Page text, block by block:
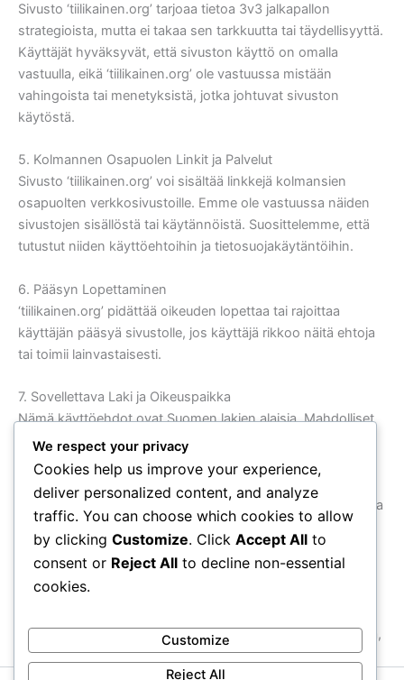
Sivusto ‘tiilikainen.org’ tarjoaa tietoa 3v3 jalkapallon
strategioista, mutta ei takaa sen tarkkuutta tai täydellisyyttä.
Käyttäjät hyväksyvät, että sivuston käyttö on omalla
vastuulla, eikä ‘tiilikainen.org’ ole vastuussa mistään
vahingoista tai menetyksistä, jotka johtuvat sivuston
käytöstä.
5. Kolmannen Osapuolen Linkit ja Palvelut
Sivusto ‘tiilikainen.org’ voi sisältää linkkejä kolmansien
osapuolten verkkosivustoille. Emme ole vastuussa näiden
sivustojen sisällöstä tai käytännöistä. Suosittelemme, että
tutustut niiden käyttöehtoihin ja tietosuojakäytäntöihin.
6. Pääsyn Lopettaminen
‘tiilikainen.org’ pidättää oikeuden lopettaa tai rajoittaa
käyttäjän pääsyä sivustolle, jos käyttäjä rikkoo näitä ehtoja
tai toimii lainvastaisesti.
7. Sovellettava Laki ja Oikeuspaikka
Nämä käyttöehdot ovat Suomen lakien alaisia. Mahdolliset
riidat ratkaistaan Helsingin käräjäoikeudessa.
8. Muutokset Ehtoihin
‘tiilikainen.org’ pidättää oikeuden muuttaa näitä käyttöehtoja
milloin tahansa. Käyttäjien on tarkistettava ehdot
säännöllisesti. Jatkamalla sivuston käyttöä muutosten
jälkeen hyväksyt uudet ehdot.
Jos sinulla on kysymyksiä tai huolenaiheita näistä ehdoista,
ota yhteyttä sähköpostitse:legal@tiilikainen.org
We respect your privacy
Cookies help us improve your experience,
deliver personalized content, and analyze
traffic. You can choose which cookies to allow
by clicking Customize. Click Accept All to
consent or Reject All to decline non-essential
cookies.
Customize
Reject All